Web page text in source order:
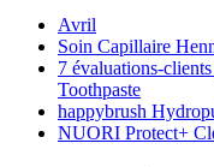
Avril
Soin Capillaire
7 évaluations-
Toothpaste
happybrush
NUORI Protect+